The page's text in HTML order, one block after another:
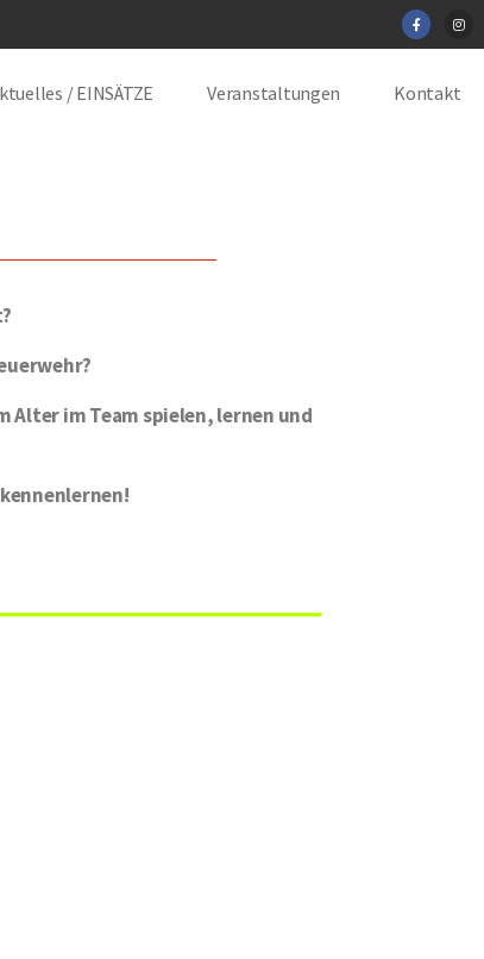
/ EINSÄTZE Veranstaltungen Kontakt
Alter im Team spielen, lernen und